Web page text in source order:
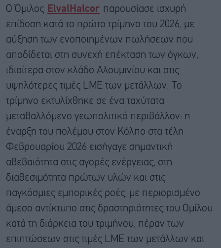
Ο Όμιλος ElvalHalcor παρουσίασε ισχυρή
επίδοση κατά το πρώτο τρίμηνο του 2026, με
αύξηση των ενοποιημένων πωλήσεων που
αποδίδεται στη συνεχή επέκταση των όγκων,
ιδιαίτερα στον κλάδο Αλουμινίου και στις
υψηλότερες τιμές LME των μετάλλων. Το
τρίμηνο εκτυλίχθηκε σε ένα ταχύτατα
μεταβαλλόμενο γεωπολιτικό περιβάλλον: η
έναρξη του πολέμου στον Κόλπο στα τέλη
Φεβρουαρίου 2026 εισήγαγε σημαντική
αβεβαιότητα στις αγορές ενέργειας, στη
διαθεσιμότητα πρώτων υλών και στις
παγκόσμιες εμπορικές ροές, με περιορισμένο
άμεσο αντίκτυπο στις δραστηριότητες του Ομίλου
κατά τη διάρκεια του τριμήνου, πέραν των
επιπτώσεων στις τιμές LME των μετάλλων και